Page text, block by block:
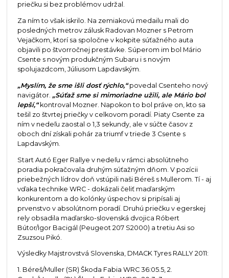
priečku si bez problémov udržal.
Za ním to však iskrilo. Na zemiakovú medailu mali do
posledných metrov zálusk Radovan Mozner s Petrom
Vejačkom, ktorí sa spoločne v kokpite súťažného auta
objavili po štvorročnej prestávke. Súperom im bol Mário
Csente s novým produkčným Subaru i s novým
spolujazdcom, Júliusom Lapdavským.
„Myslím, že sme išli dosť rýchlo,“povedal Csenteho nový
navigátor. „Súťaž sme si mimoriadne užili, ale Mário bol
lepší,“kontroval Mozner. Napokon to bol práve on, kto sa
tešil zo štvrtej priečky v celkovom poradí. Piaty Csente za
ním v nedeľu zaostal o 1,3 sekundy, ale v súčte časov z
oboch dní získali pohár za triumf v triede 3 Csente s
Lapdavským.
Start Autó Eger Rallye v nedeľu v rámci absolútneho
poradia pokračovala druhým súťažným dňom. V pozícii
priebežných lídrov doň vstúpili naši Béreš s Mullerom. Tí - aj
vďaka technike WRC - dokázali čeliť maďarským
konkurentom a do kolónky úspechov si pripísali aj
prvenstvo v absolútnom poradí. Druhú priečku v egerskej
rely obsadila maďarsko-slovenská dvojica Róbert
Bútor/Igor Bacigál (Peugeot 207 S2000) a tretiu Asi so
Zsuzsou Pikó.
Výsledky Majstrovstvá Slovenska, DMACK Tyres RALLY 2011:
1. Béreš/Muller (SR) Škoda Fabia WRC 36:05.5, 2.